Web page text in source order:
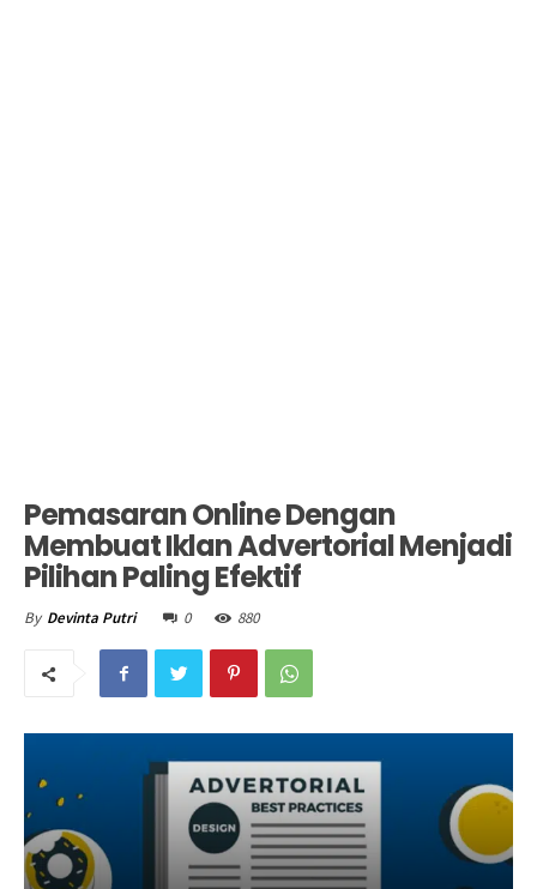
Pemasaran Online Dengan
Membuat Iklan Advertorial Menjadi
Pilihan Paling Efektif
By Devinta Putri 0 880